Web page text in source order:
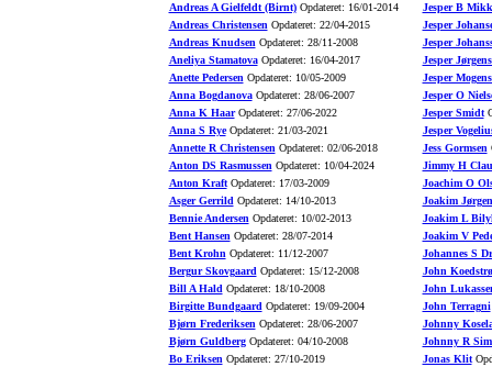
Andreas A Gielfeldt (Birnt)Opdateret: 16/01-2014
Andreas Christensen Opdateret: 22/04-2015
Andreas Knudsen Opdateret: 28/11-2008
Aneliya StamatovaOpdateret: 16/04-2017
Anette Pedersen Opdateret: 10/05-2009
Anna BogdanovaOpdateret: 28/06-2007
Anna K HaarOpdateret: 27/06-2022
Anna S RyeOpdateret: 21/03-2021
Annette R Christensen Opdateret: 02/06-2018
Anton DS Rasmussen Opdateret: 10/04-2024
Anton KraftOpdateret: 17/03-2009
Asger Gerrild Opdateret: 14/10-2013
Bennie Andersen Opdateret: 10/02-2013
Bent Hansen Opdateret: 28/07-2014
Bent Krohn Opdateret: 11/12-2007
Bergur Skovgaard Opdateret: 15/12-2008
Bill A Hald Opdateret: 18/10-2008
Birgitte Bundgaard Opdateret: 19/09-2004
Bjørn Frederiksen Opdateret: 28/06-2007
Bjørn GuldbergOpdateret: 04/10-2008
Bo Eriksen Opdateret: 27/10-2019
Jesper B
Jesper
Jesper
Jesper
Jesper
Jesper O
Jesper Smidt
Jesper
Jess Gormsen
Jimmy H
Joachim O
Joakim
Joakim L
Joakim V
Johannes S
John
John
John Terragni
Johnny
Johnny R
Jonas Klit